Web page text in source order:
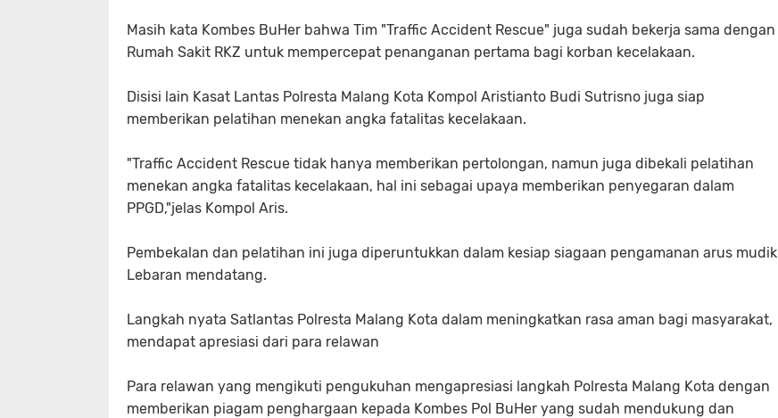
Masih kata Kombes BuHer bahwa Tim "Traffic Accident Rescue" juga sudah bekerja sama dengan
Rumah Sakit RKZ untuk mempercepat penanganan pertama bagi korban kecelakaan.
Disisi lain Kasat Lantas Polresta Malang Kota Kompol Aristianto Budi Sutrisno juga siap
memberikan pelatihan menekan angka fatalitas kecelakaan.
"Traffic Accident Rescue tidak hanya memberikan pertolongan, namun juga dibekali pelatihan
menekan angka fatalitas kecelakaan, hal ini sebagai upaya memberikan penyegaran dalam
PPGD,"jelas Kompol Aris.
Pembekalan dan pelatihan ini juga diperuntukkan dalam kesiap siagaan pengamanan arus mudik
Lebaran mendatang.
Langkah nyata Satlantas Polresta Malang Kota dalam meningkatkan rasa aman bagi masyarakat,
mendapat apresiasi dari para relawan
Para relawan yang mengikuti pengukuhan mengapresiasi langkah Polresta Malang Kota dengan
memberikan piagam penghargaan kepada Kombes Pol BuHer yang sudah mendukung dan